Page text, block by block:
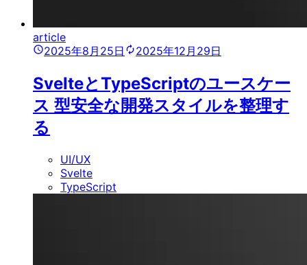
article
2025年8月25日
2025年12月29日
SvelteとTypeScriptのユースケー
ス 型安全な開発スタイルを整理す
る
UI/UX
Svelte
TypeScript